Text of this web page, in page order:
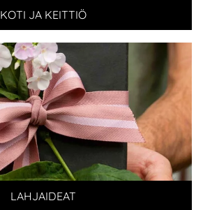
KOTI JA KEITTIÖ
LAHJAIDEAT